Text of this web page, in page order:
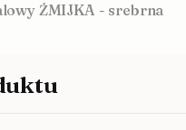
ŻMIJKA - srebrna